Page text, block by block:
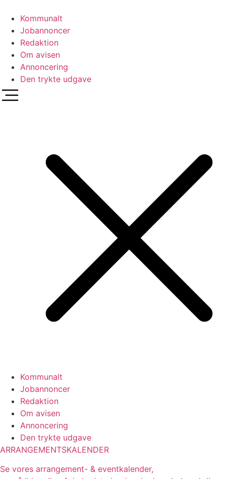
indhold
Kommunalt
Jobannoncer
Redaktion
Om avisen
Annoncering
Den trykte udgave
Kommunalt
Jobannoncer
Redaktion
Om avisen
Annoncering
Den trykte udgave
ARRANGEMENTSKALENDER
Se vores arrangement- & eventkalender,